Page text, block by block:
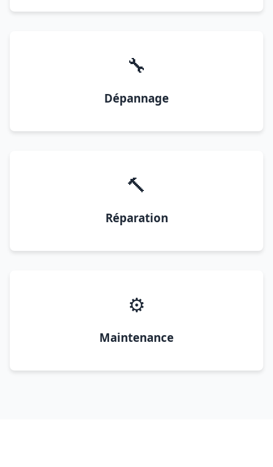
🔧
Dépannage
🔨
Réparation
⚙️
Maintenance